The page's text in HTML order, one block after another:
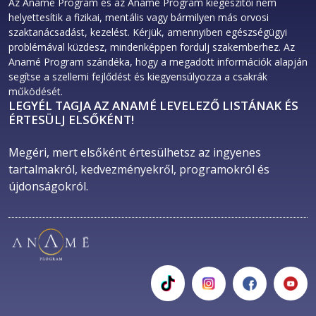
Ha úgy érzed, hogy egy tematikus kurzus
témája nagyon fontos a számodra és a lehető
legtöbbet szeretnéd tenni azért, hogy
megoldódjon, akkor jelentkezz be egy
Csakradizájn órára. Itt az adott témára precízen
kidolgozott, hosszabb távú gyakorlási tervet
szabott szellemi gyakorlattal és fókuszponttal.
Ha bizonytalan vagy abban, hogy egy adott
tartoznak, akkor kérdezz a recepción
nyitvatartási időben, az oktatódtól személyes
vagy online órán, vagy írj egy e-mailt az
info@anameprogram.comcímre.
helyettesítik a fizikai, mentális vagy bármilyen más orvosi
szaktanácsadást, kezelést. Kérjük, amennyiben egészségügyi
problémával küzdesz, mindenképpen fordulj szakemberhez. Az
Anamé Program szándéka, hogy a megadott információk alapján
segítse a szellemi fejlődést és kiegyensúlyozza a csakrák
működését.
LEGYÉL TAGJA AZ ANAMÉ LEVELEZŐ LISTÁNAK ÉS
ÉRTESÜLJ ELSŐKÉNT!
Megéri, mert elsőként értesülhetsz az ingyenes
tartalmakról, kedvezményekről, programokról és
újdonságokról.